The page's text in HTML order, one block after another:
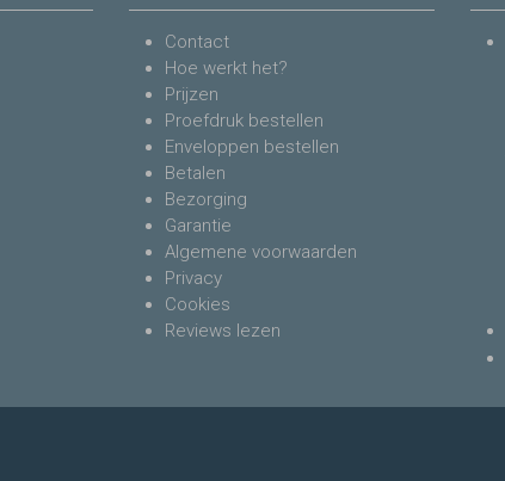
Contact
Hoe werkt het?
Prijzen
Proefdruk bestellen
Enveloppen bestellen
Betalen
Bezorging
Garantie
Algemene voorwaarden
Privacy
Cookies
Reviews lezen